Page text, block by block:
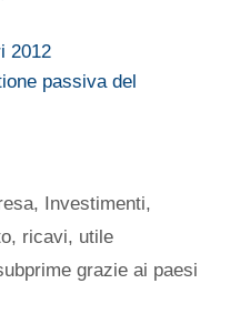
2012
passiva del
, Investimenti,
, ricavi, utile
grazie ai paesi